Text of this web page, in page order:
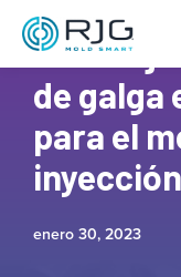
5
de galga
para el
inyección
enero 30, 2023